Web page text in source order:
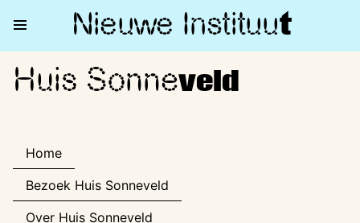
Nieuwe Instituut
Huis Sonneveld
Huis Sonneveld
Home
Bezoek Huis Sonneveld
Over Huis Sonneveld